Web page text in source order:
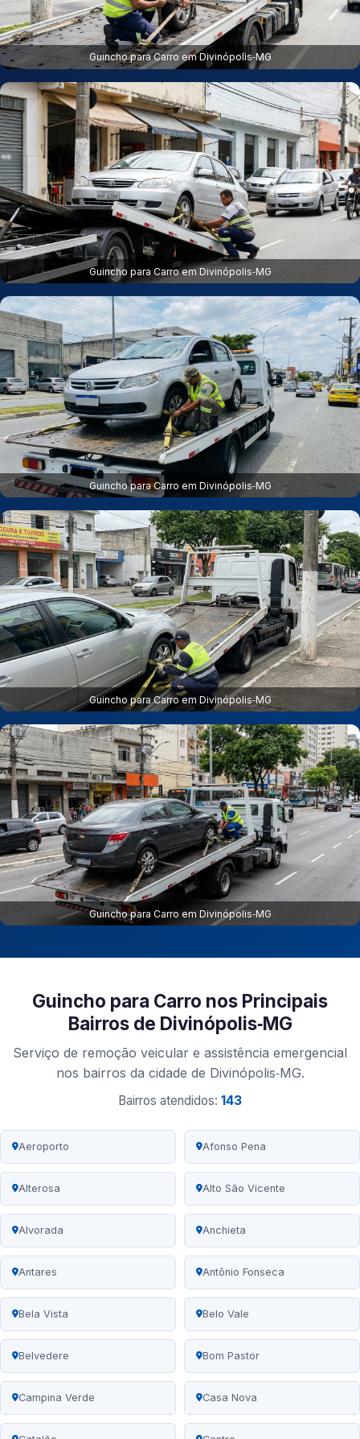
Guincho para Carro em Divinópolis‑MG
Guincho para Carro em Divinópolis‑MG
Guincho para Carro em Divinópolis‑MG
Guincho para Carro em Divinópolis‑MG
Guincho para Carro em Divinópolis‑MG
Guincho para Carro nos Principais
Bairros de Divinópolis‑MG
Serviço de remoção veicular e assistência emergencial
nos bairros da cidade de Divinópolis‑MG.
Bairros atendidos: 143
Aeroporto Afonso Pena
Alterosa Alto São Vicente
Alvorada Anchieta
Antares Antônio Fonseca
Bela Vista Belo Vale
Belvedere Bom Pastor
Campina Verde Casa Nova